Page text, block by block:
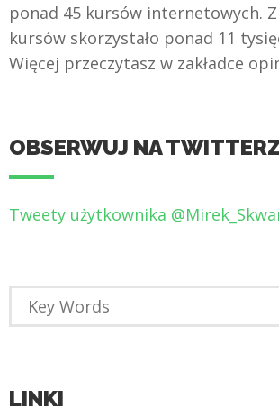
ponad 45 kursów internetowych. Z
kursów skorzystało ponad 11
Więcej przeczytasz w zakładce
OBSERWUJ NA
Tweety użytkownika
LINKI